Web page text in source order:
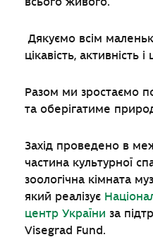
Дякуємо всім
цікавість, активність
Разом ми зростаємо
та оберігатиме
Захід проведено в
частина культурної
зоологічна кімната
який реалізує
центр України за
Visegrad Fund.